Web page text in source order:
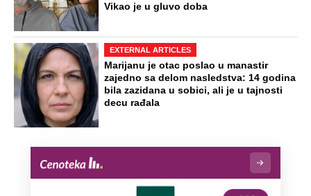
Vikao je u gluvo doba
EXTERNAL ARTICLES
Marijanu je otac poslao u manastir
zajedno sa delom nasledstva: 14 godina
bila zazidana u sobici, ali je u tajnosti
decu rađala